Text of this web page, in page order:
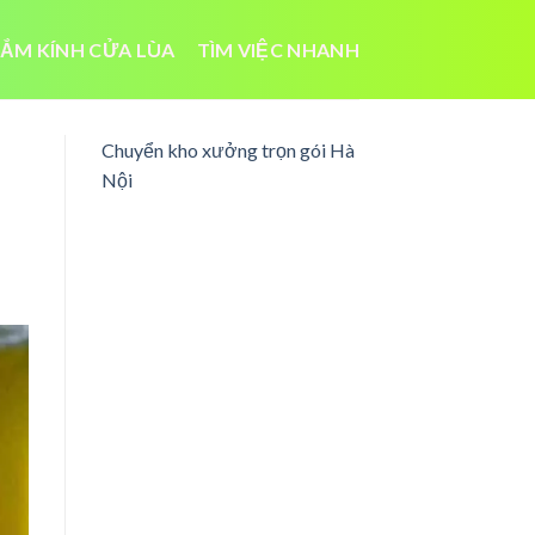
KÍNH CỬA LÙA TÌM VIỆC NHANH
Chuyển kho xưởng trọn gói Hà
Nội